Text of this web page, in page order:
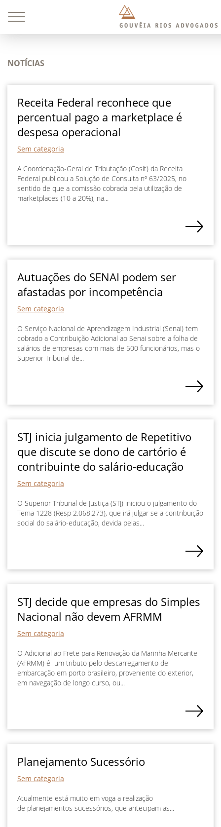
NOTÍCIAS
Receita Federal reconhece que
percentual pago a marketplace é
despesa operacional
Sem categoria
A Coordenação-Geral de Tributação (Cosit) da Receita
Federal publicou a Solução de Consulta nº 63/2025, no
sentido de que a comissão cobrada pela utilização de
marketplaces (10 a 20%), na...
Autuações do SENAI podem ser
afastadas por incompetência
Sem categoria
O Serviço Nacional de Aprendizagem Industrial (Senai) tem
cobrado a Contribuição Adicional ao Senai sobre a folha de
salários de empresas com mais de 500 funcionários, mas o
Superior Tribunal de...
STJ inicia julgamento de Repetitivo
que discute se dono de cartório é
contribuinte do salário-educação
Sem categoria
O Superior Tribunal de Justiça (STJ) iniciou o julgamento do
Tema 1228 (Resp 2.068.273), que irá julgar se a contribuição
social do salário-educação, devida pelas...
STJ decide que empresas do Simples
Nacional não devem AFRMM
Sem categoria
O Adicional ao Frete para Renovação da Marinha Mercante
(AFRMM) é um tributo pelo descarregamento de
embarcação em porto brasileiro, proveniente do exterior,
em navegação de longo curso, ou...
Planejamento Sucessório
Sem categoria
Atualmente está muito em voga a realização
de planejamentos sucessórios, que antecipam as...